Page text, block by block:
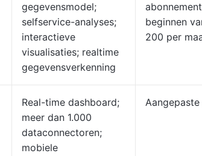
gegevensmodel;
selfservice-analyses;
interactieve
visualisaties; realtime
gegevensverkenning
beginnen
200 per
Real-time dashboard;
meer dan 1.000
dataconnectoren;
mobiele
Aangepaste